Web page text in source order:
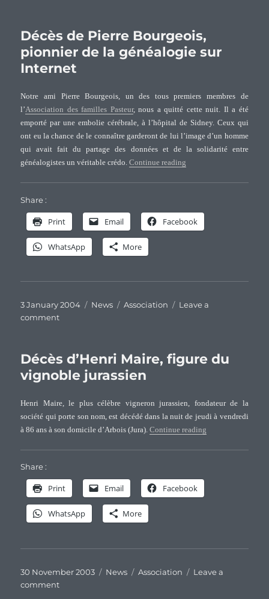
”Retrouvez
vos
Racines”
à
Décès de Pierre Bourgeois,
pionnier de la généalogie sur
Internet
Notre ami Pierre Bourgeois, un des tous premiers membres de
l’Association des familles Pasteur, nous a quitté cette nuit. Il a été
emporté par une embolie cérébrale, à l’hôpital de Sidney. Ceux qui
ont eu la chance de le connaître garderont de lui l’image d’un homme
qui avait fait du partage des données et de la solidarité entre
généalogistes un véritable crédo.Continue reading
Share :
Print Email Facebook
WhatsApp More
Posted
on
3 January 2004 Categories
News Tags
Association
Leave a
commenton
Pierre
Bourgeois,
pionnier
la
généalogie
sur
Décès d’Henri Maire, figure du
vignoble jurassien
Henri Maire, le plus célèbre vigneron jurassien, fondateur de la
société qui porte son nom, est décédé dans la nuit de jeudi à vendredi
à 86 ans à son domicile d’Arbois (Jura).Continue reading
Share :
Print Email Facebook
WhatsApp More
Posted
on
30 November 2003 Categories
News Tags
Association
Leave a
commenton